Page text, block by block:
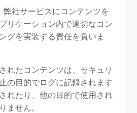
弊社サービスにコンテンツを
リケーション内で適切なコン
グを実装する責任を負いま
れたコンテンツは、セキュリ
の目的でログに記録されます
れたり、他の目的で使用され
ません。